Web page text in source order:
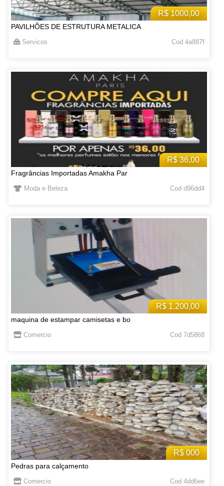
R$ 1000,00
PAVILHÕES DE ESTRUTURA METALICA
Servicos Cod 4a887f
R$ 36,00
Fragrâncias Importadas Amakha Par
Moda e Beleza Cod d96dd4
R$ 1.200,00
maquina de estampar camisetas e bo
Comercio Cod 7d5868
R$ 000
Pedras para calçamento
Comercio Cod 4dd6ee